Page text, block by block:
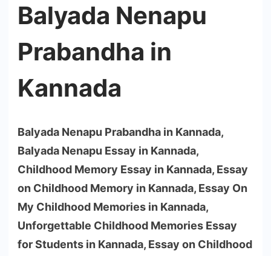
Balyada Nenapu
Prabandha in
Kannada
Balyada Nenapu Prabandha in Kannada,
Balyada Nenapu Essay in Kannada,
Childhood Memory Essay in Kannada, Essay
on Childhood Memory in Kannada, Essay On
My Childhood Memories in Kannada,
Unforgettable Childhood Memories Essay
for Students in Kannada, Essay on Childhood